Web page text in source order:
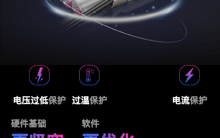
电压过低保护 过温保护 电流保护
硬件基础 软件